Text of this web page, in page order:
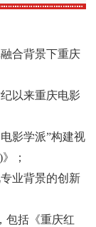
合背景下重庆
以来重庆电影
影学派”构建视
；
业背景的创新
包括《重庆红